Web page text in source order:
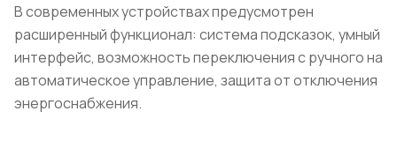
В современных устройствах предусмотрен
расширенный функционал: система подсказок, умный
интерфейс, возможность переключения с ручного на
автоматическое управление, защита от отключения
энергоснабжения.